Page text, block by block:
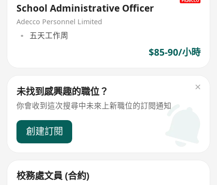
School Administrative Officer
Adecco Personnel Limited
五天工作周
$85-90/小時
未找到感興趣的職位？
你會收到這次搜尋中未來上新職位的訂閱通知
創建訂閱
校務處文員 (合約)